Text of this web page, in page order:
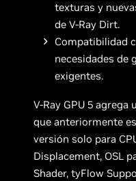
texturas y
de V-Ray Dirt.
Compatibilidad
necesidades de
exigentes.
V-Ray GPU 5
que anteriormente
versión solo para
Displacement, OSL
Shader, tyFlow